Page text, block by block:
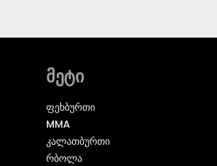
მეტი
ᲤᲔᲮᲑᲣᲠᲗᲘ
MMA
ᲙᲐᲚᲐᲗᲑᲣᲠᲗᲘ
ᲠᲑᲝᲚᲐ